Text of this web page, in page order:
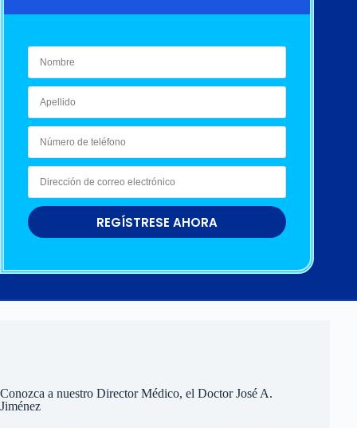
REGÍSTRESE AHORA
Conozca a nuestro Director Médico, el Doctor José A.
Jiménez